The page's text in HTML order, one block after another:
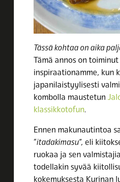
Tässä kohtaa on aika
Tämä annos on
inspiraationamme, kun
japanilaistyylisesti
kombolla maustetun
klassikkotofun.
Ennen makunautintoa
“itadakimasu”, eli
ruokaa ja sen
todellakin syvää
kokemuksesta Kurinan